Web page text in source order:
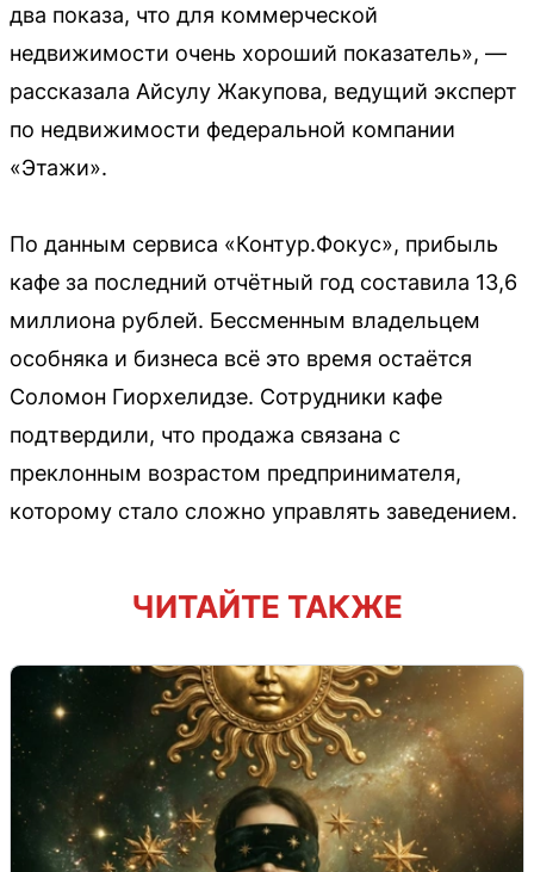
два показа, что для коммерческой
недвижимости очень хороший показатель», —
рассказала Айсулу Жакупова, ведущий эксперт
по недвижимости федеральной компании
«Этажи».
По данным сервиса «Контур.Фокус», прибыль
кафе за последний отчётный год составила 13,6
миллиона рублей. Бессменным владельцем
особняка и бизнеса всё это время остаётся
Соломон Гиорхелидзе. Сотрудники кафе
подтвердили, что продажа связана с
преклонным возрастом предпринимателя,
которому стало сложно управлять заведением.
ЧИТАЙТЕ ТАКЖЕ